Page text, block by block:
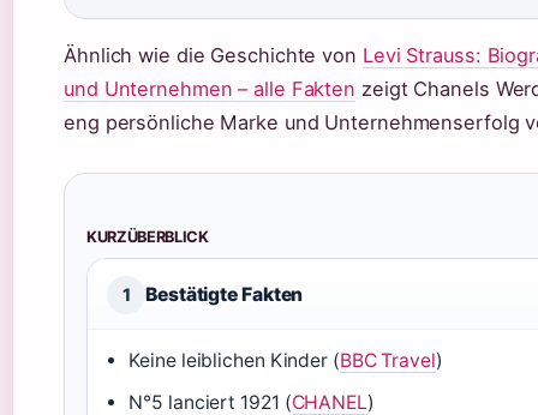
Ähnlich wie die Geschichte von Levi Strauss:
und Unternehmen – alle Fakten zeigt Chanels
eng persönliche Marke und Unternehmenserfolg
KURZÜBERBLICK
1 Bestätigte Fakten
Keine leiblichen Kinder (BBC Travel)
N°5 lanciert 1921 (CHANEL)